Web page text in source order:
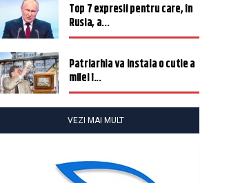
Top 7 expresii pentru care, în
Rusia, a...
Patriarhia va instala o cutie a
milei î...
VEZI MAI MULT